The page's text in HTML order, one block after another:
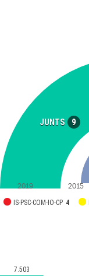
JUNTS 9
IS-PSC-COM-IO-CP 4
2019 2015
7.503